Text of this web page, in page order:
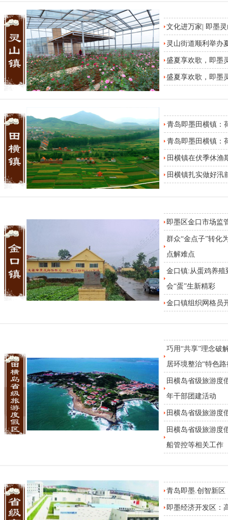
文化进万家| 即墨
灵山街道顺利举办
盛夏享欢歌，即墨
盛夏享欢歌，即墨
青岛即墨田横镇：
青岛即墨田横镇：
田横镇在伏季休渔
田横镇扎实做好汛
即墨区金口市场监
群众“金点子”转化
点解难点
金口镇:从蛋鸡养
会“蛋”生新精彩
金口镇组织网格员
巧用“共享”理念破
居环境整治“特色路
田横岛省级旅游度
年干部团建活动
田横岛省级旅游度
田横岛省级旅游度
船管控等相关工作
青岛即墨.创智新区
即墨经济开发区：